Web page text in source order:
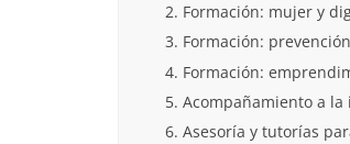
Formación: mujer y
Formación:
Formación:
Acompañamiento a
Asesoría y tutorías